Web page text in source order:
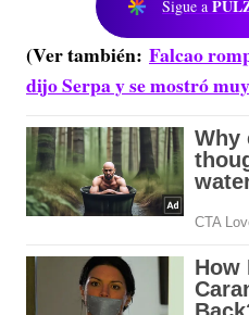
Sigue a
(Ver también: Falcao
dijo Serpa y se mostró